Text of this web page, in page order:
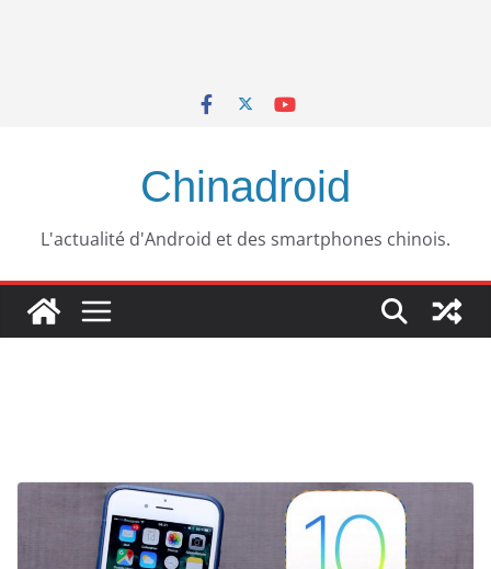
Chinadroid
L'actualité d'Android et des smartphones chinois.